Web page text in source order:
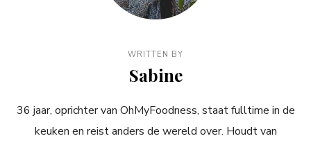
WRITTEN BY
Sabine
36 jaar, oprichter van OhMyFoodness, staat fulltime in de
keuken en reist anders de wereld over. Houdt van